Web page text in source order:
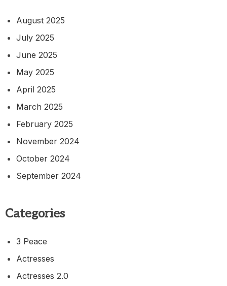
August 2025
July 2025
June 2025
May 2025
April 2025
March 2025
February 2025
November 2024
October 2024
September 2024
Categories
3 Peace
Actresses
Actresses 2.0